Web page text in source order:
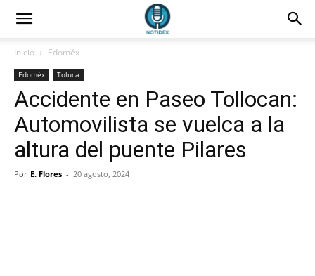
Inicio Edoméx
Edoméx Toluca
Accidente en Paseo Tollocan:
Automovilista se vuelca a la
altura del puente Pilares
Por E. Flores - 20 agosto, 2024